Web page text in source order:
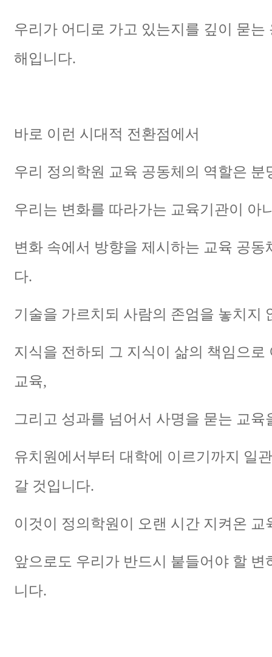
우리가 어디로 가고 있는지를 깊이 묻는
해입니다.
바로 이런 시대적 전환점에서
우리 정의학원 교육 공동체의 역할은 분
우리는 변화를 따라가는 교육기관이 아
변화 속에서 방향을 제시하는 교육 공동
다.
기술을 가르치되 사람의 존엄을 놓치지
지식을 전하되 그 지식이 삶의 책임으로
교육,
그리고 성과를 넘어서 사명을 묻는 교육
유치원에서부터 대학에 이르기까지 일
갈 것입니다.
이것이 정의학원이 오랜 시간 지켜온 교
앞으로도 우리가 반드시 붙들어야 할 변
니다.